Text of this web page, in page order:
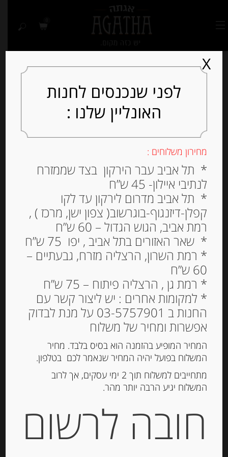
Out of
גבינת עזים במעטפת פלפל
22% שומן 100 גרם La
buchette poivre P.
Jacquin & Fils
₪21.00
מחיר ל 100 גרם: 21.00 ש"ח
המלאי אזל
מק"ט:
3369640030813
גבינות רכות
מוצרים חדשים
לפני שנכנסים לחנות
האונליין שלנו :
מחירון משלוחים :
* תל אביב עבר הירקון בצד שממזרח
לנתיבי איילון- 45 ש”ח
* תל אביב מדרום לירקון עד לקו
קפלן-דיזנגוף-בוגרשוב( צפון ישן, מרכז ) ,
רמת אביב, הגוש הגדול – 60 ש”ח
* שאר האזורים בתל אביב , יפו 75 ש”ח
* רמת השרון, הרצליה מזרח, גבעתיים –
60 ש”ח
* רמת גן , הרצליה פיתוח – 75 ש”ח
* למקומות אחרים : יש ליצור קשר עם
החנות ב 03-5757901 על מנת לבדוק
אפשרות ומחיר של משלוח
המחיר המופיע בהזמנה הוא בסיס בלבד. מחיר
המשלוח בפועל יהיה המחיר שנאמר לכם בטלפון.
מתחייבים למשלוח תוך 2 ימי עסקים, אך לרוב
המשלוח יגיע הרבה יותר מהר.
חובה לרשום
X